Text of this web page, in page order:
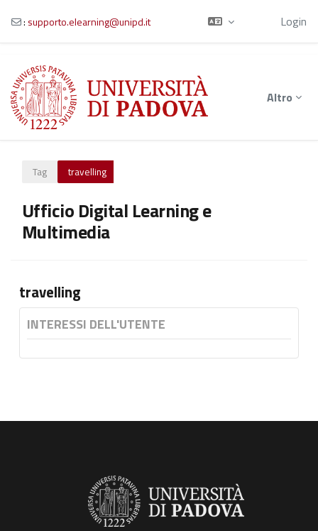
Vai al contenuto principale
: supporto.elearning@unipd.it Login
Altro
Tag travelling
Ufficio Digital Learning e
Multimedia
travelling
INTERESSI DELL'UTENTE